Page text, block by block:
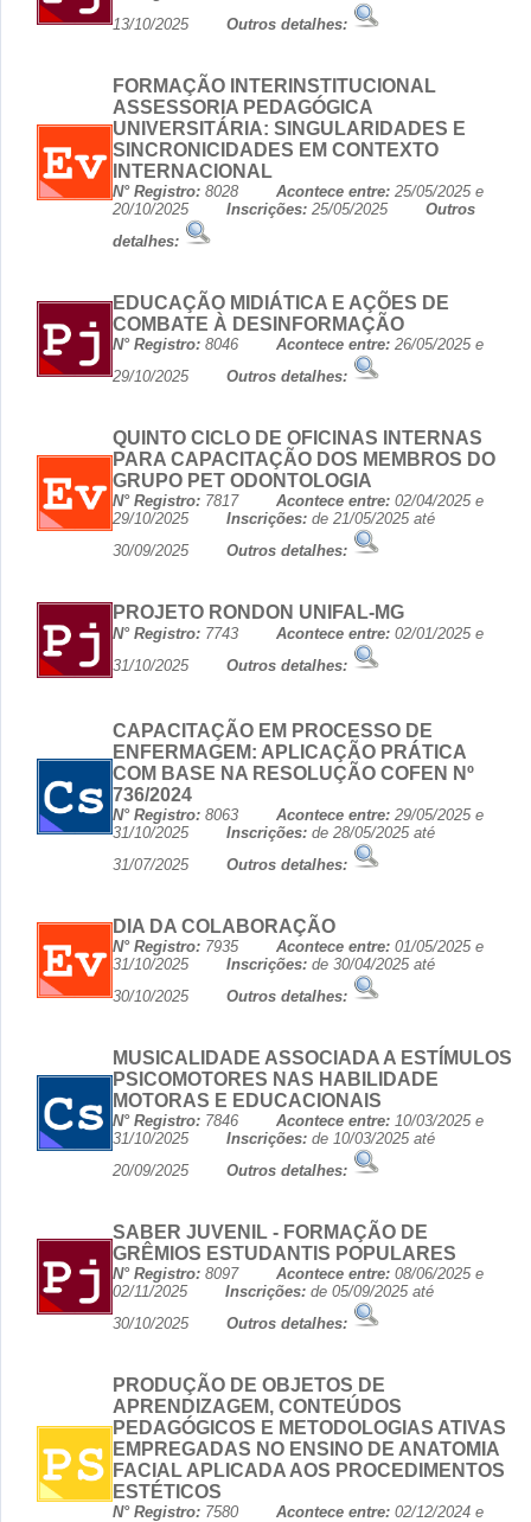
13/10/2025 Outros detalhes:
FORMAÇÃO INTERINSTITUCIONAL
ASSESSORIA PEDAGÓGICA
UNIVERSITÁRIA: SINGULARIDADES E
SINCRONICIDADES EM CONTEXTO
INTERNACIONAL
N° Registro: 8028 Acontece entre: 25/05/2025 e
20/10/2025 Inscrições: 25/05/2025 Outros
detalhes:
EDUCAÇÃO MIDIÁTICA E AÇÕES DE
COMBATE À DESINFORMAÇÃO
N° Registro: 8046 Acontece entre: 26/05/2025 e
29/10/2025 Outros detalhes:
QUINTO CICLO DE OFICINAS INTERNAS
PARA CAPACITAÇÃO DOS MEMBROS DO
GRUPO PET ODONTOLOGIA
N° Registro: 7817 Acontece entre: 02/04/2025 e
29/10/2025 Inscrições: de 21/05/2025 até
30/09/2025 Outros detalhes:
PROJETO RONDON UNIFAL-MG
N° Registro: 7743 Acontece entre: 02/01/2025 e
31/10/2025 Outros detalhes:
CAPACITAÇÃO EM PROCESSO DE
ENFERMAGEM: APLICAÇÃO PRÁTICA
COM BASE NA RESOLUÇÃO COFEN Nº
736/2024
N° Registro: 8063 Acontece entre: 29/05/2025 e
31/10/2025 Inscrições: de 28/05/2025 até
31/07/2025 Outros detalhes:
DIA DA COLABORAÇÃO
N° Registro: 7935 Acontece entre: 01/05/2025 e
31/10/2025 Inscrições: de 30/04/2025 até
30/10/2025 Outros detalhes:
MUSICALIDADE ASSOCIADA A ESTÍMULOS
PSICOMOTORES NAS HABILIDADE
MOTORAS E EDUCACIONAIS
N° Registro: 7846 Acontece entre: 10/03/2025 e
31/10/2025 Inscrições: de 10/03/2025 até
20/09/2025 Outros detalhes:
SABER JUVENIL - FORMAÇÃO DE
GRÊMIOS ESTUDANTIS POPULARES
N° Registro: 8097 Acontece entre: 08/06/2025 e
02/11/2025 Inscrições: de 05/09/2025 até
30/10/2025 Outros detalhes:
PRODUÇÃO DE OBJETOS DE
APRENDIZAGEM, CONTEÚDOS
PEDAGÓGICOS E METODOLOGIAS ATIVAS
EMPREGADAS NO ENSINO DE ANATOMIA
FACIAL APLICADA AOS PROCEDIMENTOS
ESTÉTICOS
N° Registro: 7580 Acontece entre: 02/12/2024 e